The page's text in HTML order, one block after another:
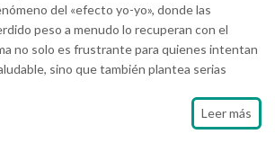
del «efecto yo-yo», donde las
peso a menudo lo recuperan con el
no solo es frustrante para quienes intentan
sino que también plantea serias
Leer más